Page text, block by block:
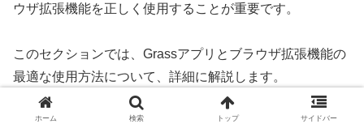
ウザ拡張機能を正しく使用することが重要です。
このセクションでは、Grassアプリとブラウザ拡張機能の
最適な使用方法について、詳細に解説します。
アプリのインストールと設定: まず、Grassの公式ウ
ホーム 検索 トップ サイドバー